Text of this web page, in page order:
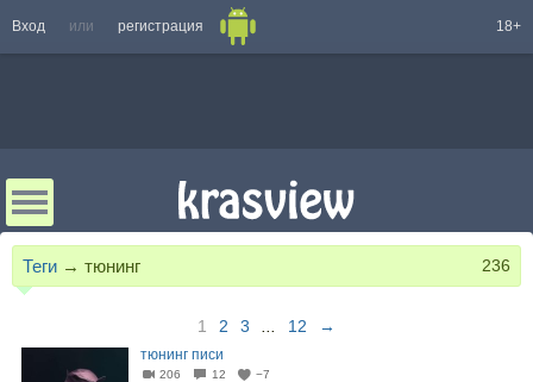
Вход или регистрация 18+
Теги → тюнинг 236
1 2 3 12 →
тюнинг писи
206 12 −7